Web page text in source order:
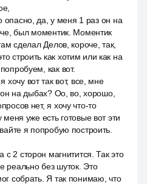
опасно, да, у меня 1 раз он на
был моментик. Моментик
сделал Делов, короче, так,
строить как хотим или как на
как вот.
хочу вот так вот, все, мне
на дыбах? Оо, во, хорошо,
нет, я хочу что-то
уже есть готовые вот эти
я попробую построить.
с 2 сторон магнитится. Так это
реально без шуток. Это
собрать. Я так понимаю, что